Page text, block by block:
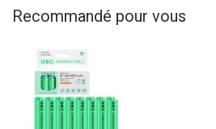
Recommandé pour vous